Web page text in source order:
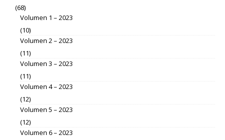
(68)
Volumen 1 – 2023
(10)
Volumen 2 – 2023
(11)
Volumen 3 – 2023
(11)
Volumen 4 – 2023
(12)
Volumen 5 – 2023
(12)
Volumen 6 – 2023